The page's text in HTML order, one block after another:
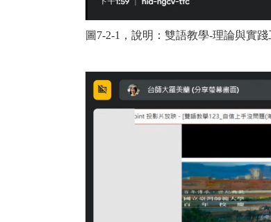
圖7-2-1，說明： 雙語教學-理論與實